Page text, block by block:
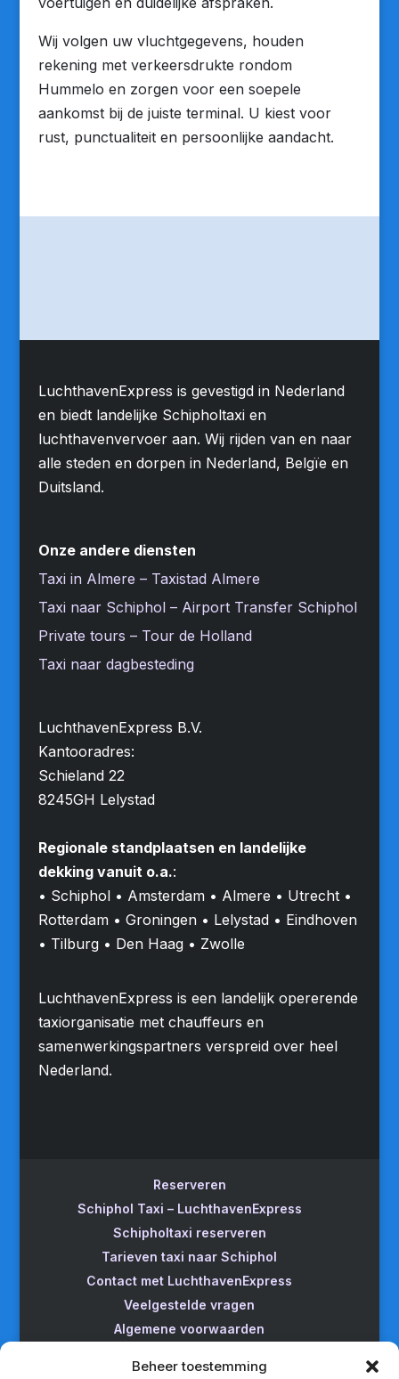
Beheer toestemming
Wij volgen uw vluchtgegevens, houden
rekening met verkeersdrukte rondom
Hummelo en zorgen voor een soepele
aankomst bij de juiste terminal. U kiest voor
rust, punctualiteit en persoonlijke aandacht.
LuchthavenExpress is gevestigd in Nederland
en biedt landelijke Schipholtaxi en
luchthavenvervoer aan. Wij rijden van en naar
alle steden en dorpen in Nederland, Belgïe en
Duitsland.
Onze andere diensten
Taxi in Almere – Taxistad Almere
Taxi naar Schiphol – Airport Transfer Schiphol
Private tours – Tour de Holland
Taxi naar dagbesteding
LuchthavenExpress B.V.
Kantooradres:
Schieland 22
8245GH Lelystad
Regionale standplaatsen en landelijke
dekking vanuit o.a.:
• Schiphol • Amsterdam • Almere • Utrecht •
Rotterdam • Groningen • Lelystad • Eindhoven
• Tilburg • Den Haag • Zwolle
LuchthavenExpress is een landelijk opererende
taxiorganisatie met chauffeurs en
samenwerkingspartners verspreid over heel
Nederland.
Reserveren
Schiphol Taxi – LuchthavenExpress
Schipholtaxi reserveren
Tarieven taxi naar Schiphol
Contact met LuchthavenExpress
Veelgestelde vragen
Algemene voorwaarden